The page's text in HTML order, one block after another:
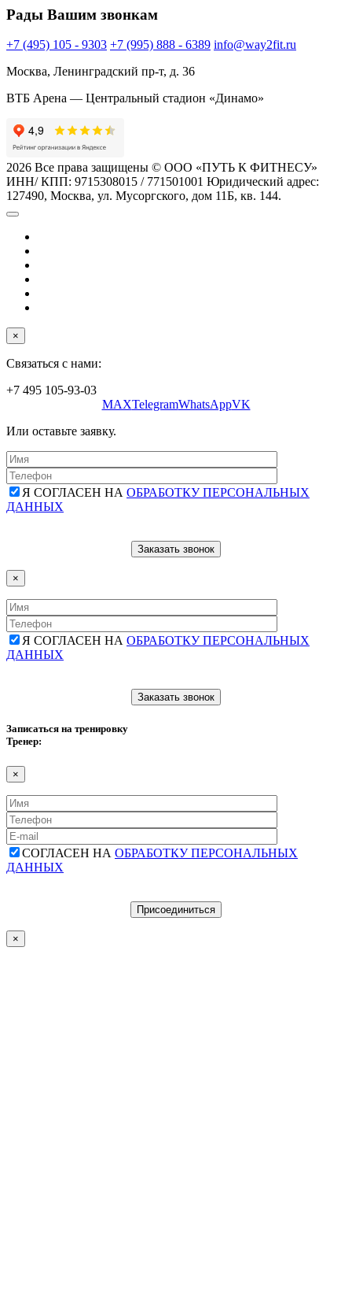
Рады Вашим звонкам
+7 (495) 105 - 9303 +7 (995) 888 - 6389 info@way2fit.ru
Москва, Ленинградский пр-т, д. 36
ВТБ Арена — Центральный стадион «Динамо»
2026 Все права защищены © ООО «ПУТЬ К ФИТНЕСУ»
ИНН/ КПП: 9715308015 / 771501001 Юридический адрес:
127490, Москва, ул. Мусоргского, дом 11Б, кв. 144.
×
Связаться с нами:
+7 495 105-93-03
MAXTelegramWhatsAppVK
Или оставьте заявку.
Я СОГЛАСЕН НА ОБРАБОТКУ ПЕРСОНАЛЬНЫХ
ДАННЫХ
×
Я СОГЛАСЕН НА ОБРАБОТКУ ПЕРСОНАЛЬНЫХ
ДАННЫХ
Записаться на тренировку
Тренер:
×
СОГЛАСЕН НА ОБРАБОТКУ ПЕРСОНАЛЬНЫХ
ДАННЫХ
×